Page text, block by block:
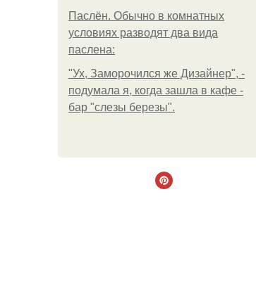
Паслён. Обычно в комнатных
условиях разводят два вида
паслена:
"Ух, Заморочился же Дизайнер", -
подумала я, когда зашла в кафе -
бар "слезы березы".